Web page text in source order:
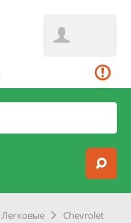
Легковые
Chevrolet